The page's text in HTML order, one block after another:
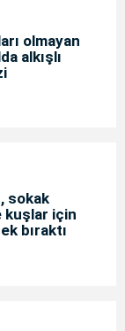
olmayan
alkışlı
sokak
kuşlar için
bıraktı